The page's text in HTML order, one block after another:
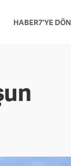
HABER7'YE DÖN